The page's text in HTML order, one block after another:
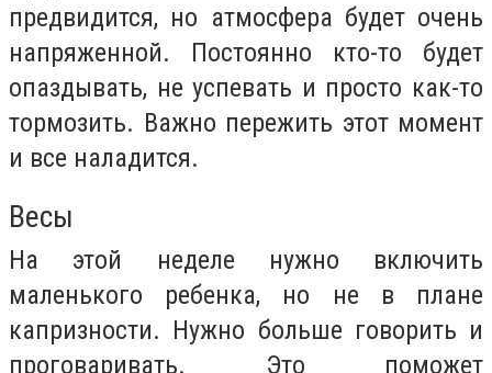
предвидится, но атмосфера будет очень
напряженной. Постоянно кто-то будет
опаздывать, не успевать и просто как-то
тормозить. Важно пережить этот момент
и все наладится.
Весы
На этой неделе нужно включить
маленького ребенка, но не в плане
капризности. Нужно больше говорить и
проговаривать. Это поможет